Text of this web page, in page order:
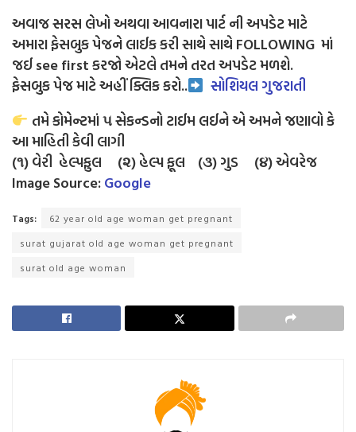
અવાજ સરસ લેખો અથવા આવનારા પાર્ટ ની અપડેટ માટે
અમારા ફેસબુક પેજને લાઈક કરી સાથે સાથે FOLLOWING માં
જઈ see first કરજો એટલે તમને તરત અપડેટ મળશે.
ફેસબુક પેજ માટે અહીં ક્લિક કરો..
સોશિયલ ગુજરાતી
તમે કોમેન્ટમાં ૫ સેકન્ડનો ટાઈમ લઈને એ અમને જણાવો કે
આ માહિતી કેવી લાગી
(૧) વેરી હેલ્પફુલ (૨) હેલ્પ ફૂલ (૩) ગુડ (૪) એવરેજ
Image Source:Google
Tags:
62 year old age woman get pregnant
surat gujarat old age woman get pregnant
surat old age woman